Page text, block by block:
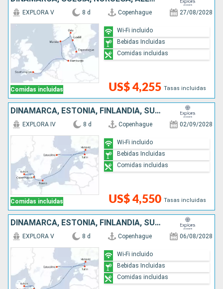
Comidas incluidas
EXPLORA V 8 d Copenhague 27/08/2028
US$ 4,255 Tasas incluidas
Wi-Fi incluido
Bebidas Incluidas
Comidas incluidas
DINAMARCA, ESTONIA, FINLANDIA, SUECIA
Comidas incluidas
EXPLORA IV 8 d Copenhague 02/09/2028
US$ 4,550 Tasas incluidas
Wi-Fi incluido
Bebidas Incluidas
Comidas incluidas
DINAMARCA, ESTONIA, FINLANDIA, SUECIA
EXPLORA V 8 d Copenhague 06/08/2028
Wi-Fi incluido
Bebidas Incluidas
Comidas incluidas